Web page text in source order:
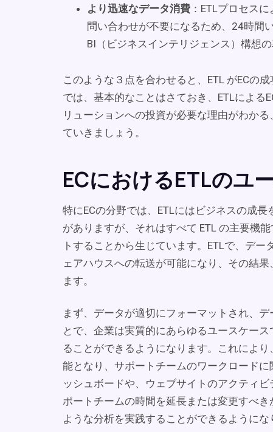
より迅速なデータ消費 ：ETLプロセス
問い合わせが不要になるため、24時間
BI（ビジネスインテリジェンス）構想の
このような３点を合わせると、ETL がECの
では、基本的なことはさておき、ETLによる
リューションへの投資が必要な理由がわか
ていきましょう。
ECにおけるETLのユ
特にECの分野では、ETLにはビジネスの成
がありますが、それはすべて ETL の主要機
トすることから生じています。ETLで、デ
ェアハウスへの転送が可能になり、その結
ます。
まず、データが適切にフォーマットされ、
とで、企業は実質的にあらゆるユースケー
ることができるようになります。これにより、
能となり、サポートチームのワークロード
ッシュボードや、ウェブサイトのアクティ
ポートチームの時間を延長または変更すべ
ような分析を実践することができるようにな